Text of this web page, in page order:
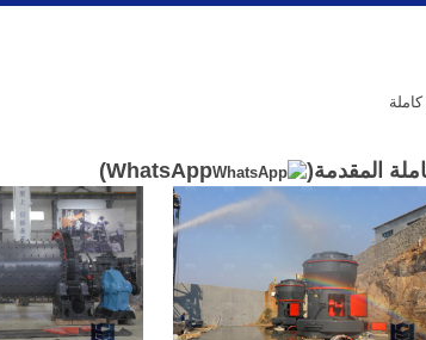
WhatsApp
)